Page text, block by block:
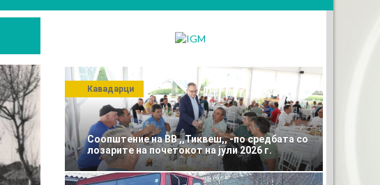
Соопштение на ВВ ,,Тиквеш,, -по средбата со
лозарите на почетокот на јули 2026 г.
Кавадарци